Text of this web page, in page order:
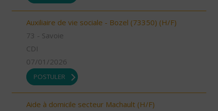
Auxiliaire de vie sociale - Bozel (73350) (H/F)
73 - Savoie
CDI
07/01/2026
POSTULER
Aide à domicile secteur Machault (H/F)